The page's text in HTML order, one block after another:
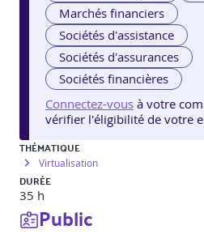
Marchés financiers
Sociétés d'assistance
Sociétés d'assurances
Sociétés financières
Connectez-vous à votre
vérifier l'éligibilité de votre
THÉMATIQUE
Virtualisation
DURÉE
35 h
Public